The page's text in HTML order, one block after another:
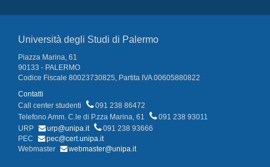
Università degli Studi di Palermo
Piazza Marina, 61
90133 - PALERMO
Codice Fiscale 80023730825, Partita IVA 00605880822
Contatti
Call center studenti
091 238 86472
Telefono Amm. C.le di P.zza Marina, 61
091 238 93011
URP
urp@unipa.it
091 238 93666
PEC
pec@cert.unipa.it
Webmaster
webmaster@unipa.it